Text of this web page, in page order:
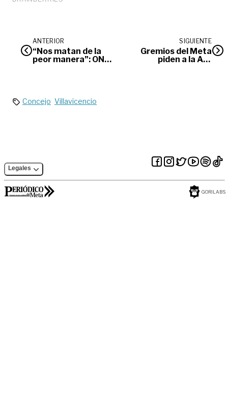
ANTERIOR
“Nos matan de la
peor manera”: ONG
SIGUIENTE
Gremios del Meta
piden a la ANI
Concejo Villavicencio
Legales
GORILABS